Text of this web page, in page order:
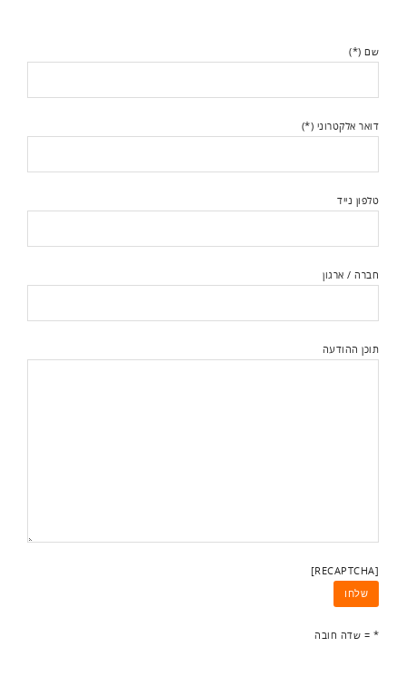
שם (*)
דואר אלקטרוני (*)
טלפון נייד
חברה / ארגון
תוכן ההודעה
[RECAPTCHA]
* = שדה חובה